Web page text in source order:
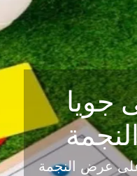
في
عاليه في